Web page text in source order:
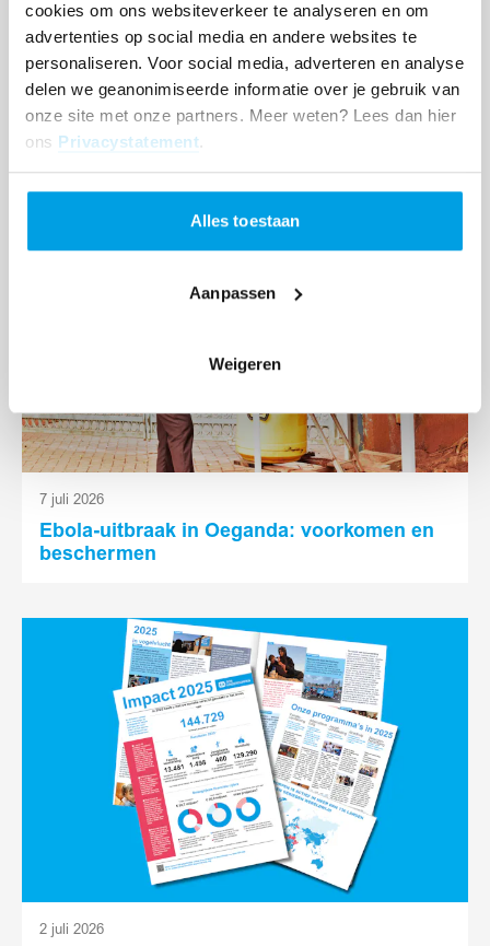
cookies om ons websiteverkeer te analyseren en om
advertenties op social media en andere websites te
personaliseren. Voor social media, adverteren en analyse
delen we geanonimiseerde informatie over je gebruik van
onze site met onze partners. Meer weten? Lees dan hier
ons Privacystatement.
Alles toestaan
Aanpassen
Weigeren
9 juli 2026
Aardbevingen Venezuela: families leven in
onzekerheid
7 juli 2026
Ebola-uitbraak in Oeganda: voorkomen en
beschermen
Lees
2 juli 2026